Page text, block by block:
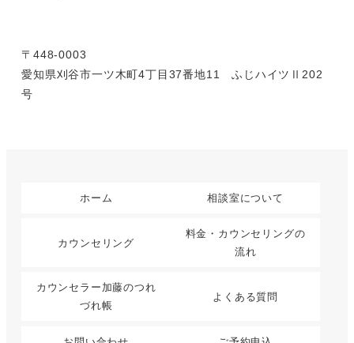
〒448-0003
愛知県刈谷市一ツ木町4丁目37番地11 ふじハイツⅡ202
号
ホーム 相談室について
カウンセリング
料金・カウンセリングの
流れ
カウンセラー加藤のつれ
づれ帳
よくある質問